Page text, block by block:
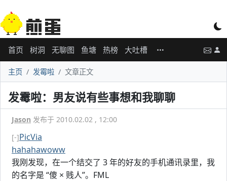
首页 树洞 无聊图 鱼塘 热榜 大吐槽
主页 发霉啦 文章正文
发霉啦：男友说有些事想和我聊聊
Jason 发布于 2010.02.02 , 12:00
[-]PicVia
hahahawoww
我刚发现，在一个结交了 3 年的好友的手机通讯录里，我
的名字是 “傻 × 贱人”。FML